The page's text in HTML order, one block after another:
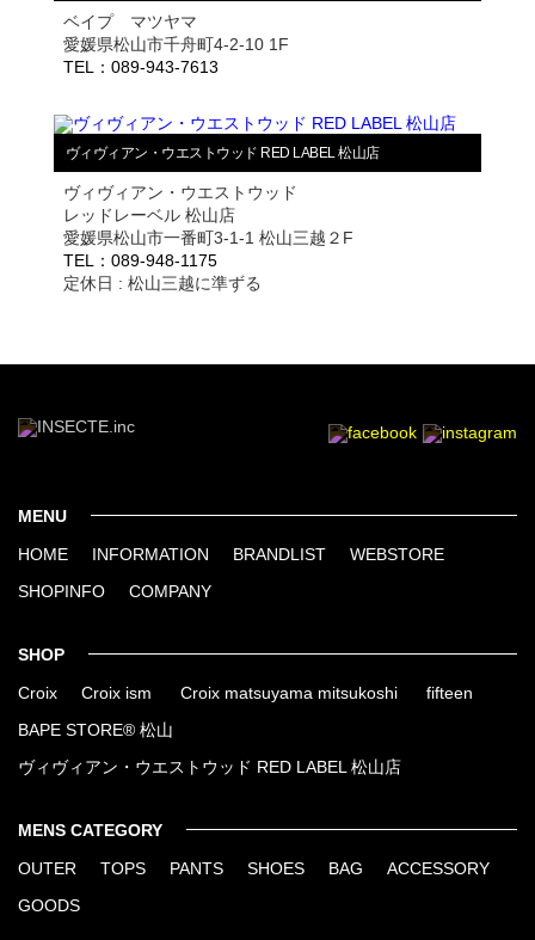
ベイプ マツヤマ
愛媛県松山市千舟町4-2-10 1F
TEL：089-943-7613
ヴィヴィアン・ウエストウッド RED LABEL 松山店
ヴィヴィアン・ウエストウッド
レッドレーベル 松山店
愛媛県松山市一番町3-1-1 松山三越２F
TEL：089-948-1175
定休日 : 松山三越に準ずる
MENU
HOME INFORMATION BRANDLIST WEBSTORE
SHOPINFO COMPANY
SHOP
Croix Croix ism Croix matsuyama mitsukoshi fifteen
BAPE STORE® 松山
ヴィヴィアン・ウエストウッド RED LABEL 松山店
MENS CATEGORY
OUTER TOPS PANTS SHOES BAG ACCESSORY
GOODS